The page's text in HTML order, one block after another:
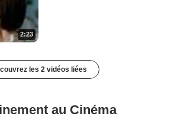
2:23
les 2 vidéos liées
au Cinéma